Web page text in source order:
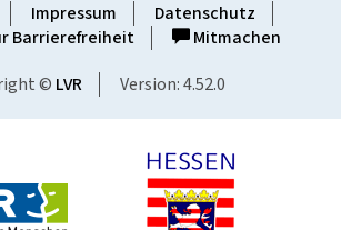
Impressum
Datenschutz
Barrierefreiheit
Mitmachen
© LVR Version: 4.52.0